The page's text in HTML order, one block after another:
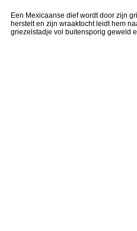
Een Mexicaanse dief wordt door zijn
herstelt en zijn wraaktocht leidt hem
griezelstadje vol buitensporig geweld